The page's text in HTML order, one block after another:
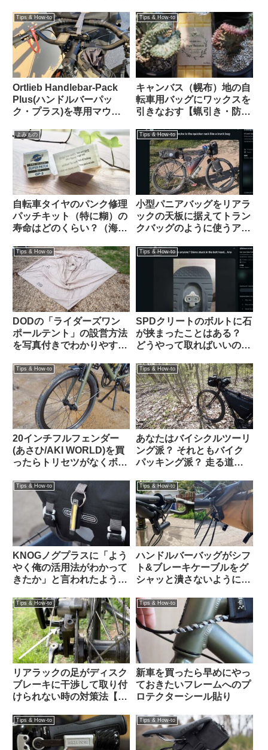
Tips & How-to
Ortlieb Handlebar-Pack
Plus(ハンドルバーパッ
ク・プラス)を専用マウン
クに置いてみた
Tips & How-to
キャンバス（幌布）地の自
転車用バッグにワックスを
引きなおす【蝋引き・防水
よみもの
自転車タイヤのパンク修理
パッチキット（特に糊）の
寿命はどのくらい？（海外
Tips & How-to
小型パニアバッグをリアラ
ックの天板に据えてトラン
クバッグのように使うアイ
ら）Ortlieb Gravel-Pack /
Quick-Rack
Tips & How-to
DODの「ライダーズワン
ポールテント」の設営方法
を写真付きでわかりやすく
Tips & How-to
SPDクリートのボルトに石
が挟まったことはある？
どうやって取ればいいの？
Tips & How-to
20インチフルフェンダー
(あさひ/AKI WORLD)を買
ったらトリセツがなくボル
にやれ」なプロ仕様製品だ
ったけれど意外に装着簡単
でTern Crestと相性も抜群
でした
Tips & How-to
あなたはバイシクルツーリ
ング派？ それともバイク
パッキング派？ 走る道の
備を考える
Tips & How-to
KNOGノグプラスに「よう
やく俺の活用法がわかって
きたか」と言われたような
ハンドルバーパックとの相
性良し
Tips & How-to
ハンドルバーバッグがシフ
ト&ブレーキケーブルをグ
シャッと潰さないようにす
掲示板から）
Tips & How-to
リアラックの足がディスク
ブレーキに干渉して取り付
けられない時の対策法【大
Tips & How-to
新車を買ったら早めにやっ
ておきたいフレームへのプ
ロテクターシール貼り
Tips & How-to Tips & How-to